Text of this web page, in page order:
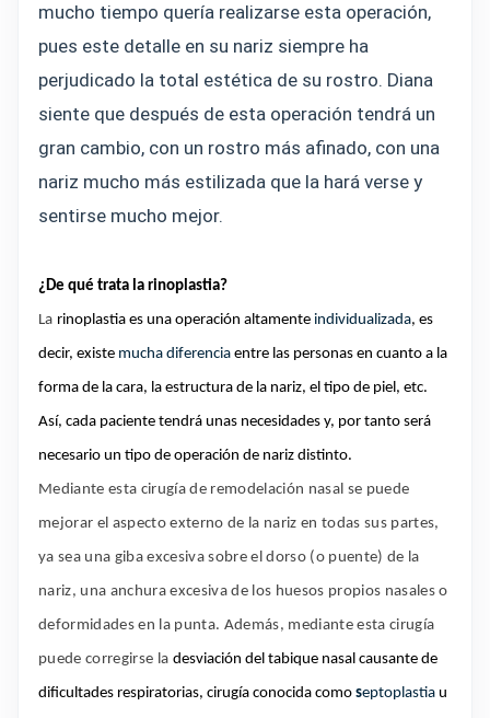
mucho tiempo quería realizarse esta operación,
pues este detalle en su nariz siempre ha
perjudicado la total estética de su rostro. Diana
siente que después de esta operación tendrá un
gran cambio, con un rostro más afinado, con una
nariz mucho más estilizada que la hará verse y
sentirse mucho mejor.
¿De qué trata la rinoplastia?
La rinoplastia es una operación altamente individualizada, es
decir, existe mucha diferencia entre las personas en cuanto a la
forma de la cara, la estructura de la nariz, el tipo de piel, etc.
Así, cada paciente tendrá unas necesidades y, por tanto será
necesario un tipo de operación de nariz distinto.
Mediante esta cirugía de remodelación nasal se puede
mejorar el aspecto externo de la nariz en todas sus partes,
ya sea una giba excesiva sobre el dorso (o puente) de la
nariz, una anchura excesiva de los huesos propios nasales o
deformidades en la punta. Además, mediante esta cirugía
puede corregirse la desviación del tabique nasalcausante de
dificultades respiratorias, cirugía conocida como septoplastia u